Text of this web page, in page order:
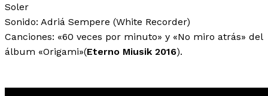
Soler
Sonido: Adriá Sempere (White Recorder)
Canciones: «60 veces por minuto» y «No miro atrás» del
álbum «Origami»(Eterno Miusik 2016).